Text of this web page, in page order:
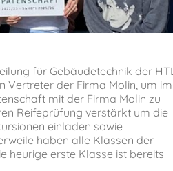
für Gebäudetechnik der HTL
Vertreter der Firma Molin, um im
mit der Firma Molin zu
Reifeprüfung verstärkt um die
einladen sowie
haben alle Klassen der
heurige erste Klasse ist bereits